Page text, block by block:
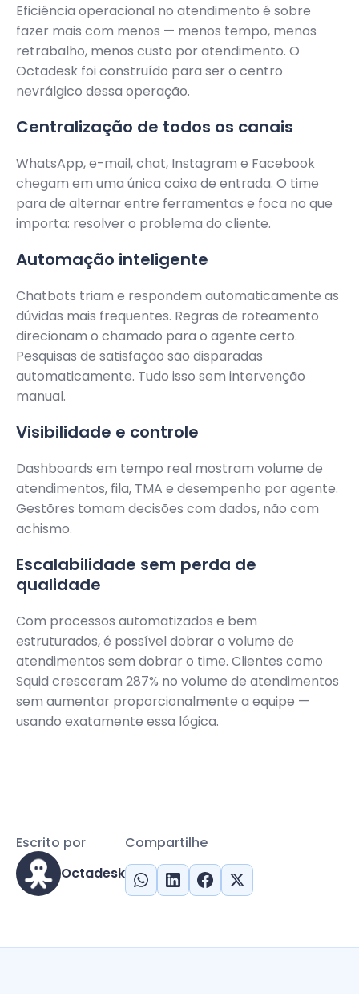
Eficiência operacional no atendimento é sobre
fazer mais com menos — menos tempo, menos
retrabalho, menos custo por atendimento. O
Octadesk foi construído para ser o centro
nevrálgico dessa operação.
Centralização de todos os canais
WhatsApp, e-mail, chat, Instagram e Facebook
chegam em uma única caixa de entrada. O time
para de alternar entre ferramentas e foca no que
importa: resolver o problema do cliente.
Automação inteligente
Chatbots triam e respondem automaticamente as
dúvidas mais frequentes. Regras de roteamento
direcionam o chamado para o agente certo.
Pesquisas de satisfação são disparadas
automaticamente. Tudo isso sem intervenção
manual.
Visibilidade e controle
Dashboards em tempo real mostram volume de
atendimentos, fila, TMA e desempenho por agente.
Gestõres tomam decisões com dados, não com
achismo.
Escalabilidade sem perda de
qualidade
Com processos automatizados e bem
estruturados, é possível dobrar o volume de
atendimentos sem dobrar o time. Clientes como
Squid cresceram 287% no volume de atendimentos
sem aumentar proporcionalmente a equipe —
usando exatamente essa lógica.
Compartilhe
Escrito por
Octadesk